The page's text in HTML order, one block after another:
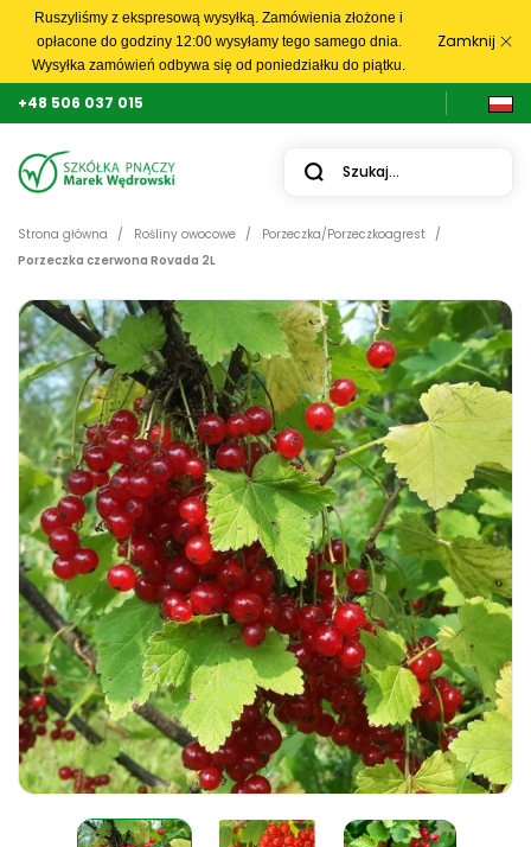
Ruszyliśmy z ekspresową wysyłką. Zamówienia złożone i
opłacone do godziny 12:00 wysyłamy tego samego dnia.
Wysyłka zamówień odbywa się od poniedziałku do piątku.
Zamknij
+48 506 037 015
Strona główna Rośliny owocowe
Porzeczka/Porzeczkoagrest
Porzeczka czerwona Rovada 2L